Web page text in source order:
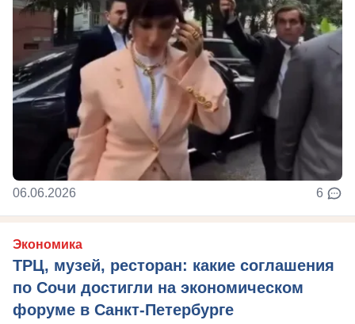
06.06.2026 6
Экономика
ТРЦ, музей, ресторан: какие соглашения
по Сочи достигли на экономическом
форуме в Санкт-Петербурге